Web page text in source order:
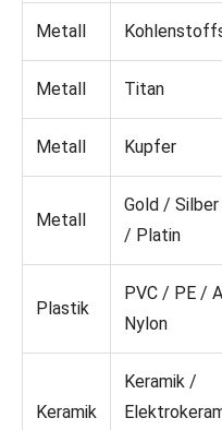
Metall
Metall Titan
Metall Kupfer
Metall
Gold /
/ Platin
Plastik
PVC / PE /
Nylon
Keramik
Keramik /